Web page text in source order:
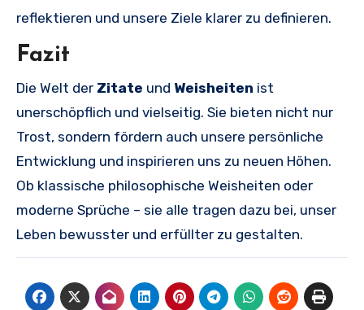
reflektieren und unsere Ziele klarer zu definieren.
Fazit
Die Welt der Zitate und Weisheiten ist
unerschöpflich und vielseitig. Sie bieten nicht nur
Trost, sondern fördern auch unsere persönliche
Entwicklung und inspirieren uns zu neuen Höhen.
Ob klassische philosophische Weisheiten oder
moderne Sprüche – sie alle tragen dazu bei, unser
Leben bewusster und erfüllter zu gestalten.